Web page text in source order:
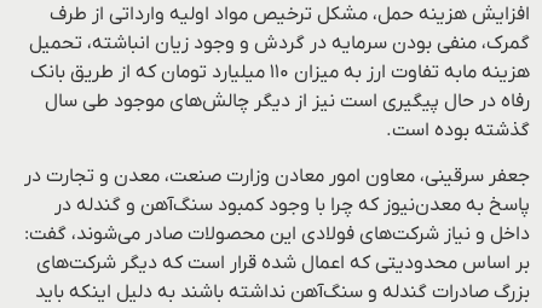
افزایش هزینه حمل، مشکل ترخیص مواد اولیه وارداتی از طرف
گمرک، منفی بودن سرمایه در گردش و وجود زیان انباشته، تحمیل
هزینه مابه تفاوت ارز به میزان ۱۱۰ میلیارد تومان که از طریق بانک
رفاه در حال پیگیری است نیز از دیگر چالش‌های موجود طی سال
گذشته بوده است.
جعفر سرقینی، معاون امور معادن وزارت صنعت، معدن و تجارت در
پاسخ به معدن‌نیوز که چرا با وجود کمبود سنگ‌آهن و گندله در
داخل و نیاز شرکت‌های فولادی این محصولات صادر می‌شوند، گفت:
بر اساس محدودیتی که اعمال شده قرار است که دیگر شرکت‌های
بزرگ صادرات گندله و سنگ‌آهن نداشته باشند به دلیل اینکه باید